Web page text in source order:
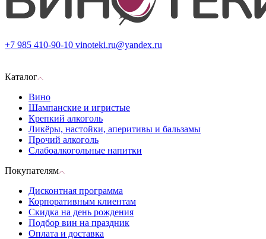
+7 985 410-90-10 vinoteki.ru@yandex.ru
Каталог
Вино
Шампанские и игристые
Крепкий алкоголь
Ликёры, настойки, аперитивы и бальзамы
Прочий алкоголь
Слабоалкогольные напитки
Покупателям
Дисконтная программа
Корпоративным клиентам
Скидка на день рождения
Подбор вин на праздник
Оплата и доставка